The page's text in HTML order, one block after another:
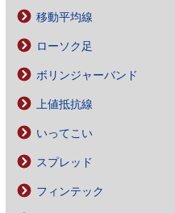
移動平均線
ローソク足
ボリンジャーバンド
上値抵抗線
いってこい
スプレッド
フィンテック